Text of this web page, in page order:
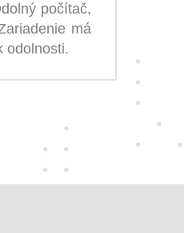
počítač,
má
odolnosti.